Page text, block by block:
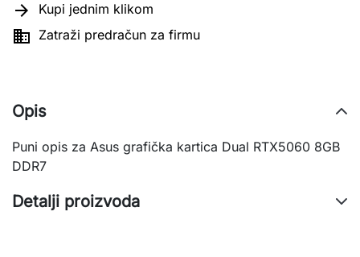
 Kupi jednim klikom
 Zatraži predračun za firmu
Opis
Puni opis za Asus grafička kartica Dual RTX5060 8GB
DDR7
Detalji proizvoda